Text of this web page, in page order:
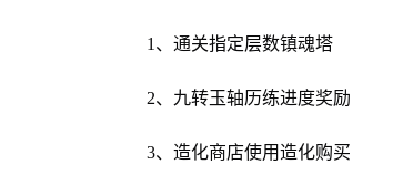
1、通关指定层数镇魂塔
2、九转玉轴历练进度奖励
3、造化商店使用造化购买